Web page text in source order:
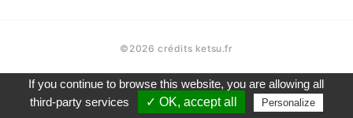
©2026 crédits ketsu.fr
contact mentions légales
If you continue to browse this website, you are allowing all
third-party services
✓ OK, accept all Personalize